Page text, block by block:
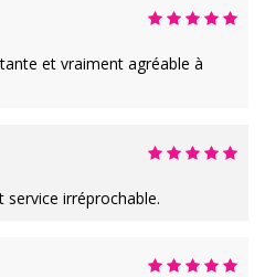
et vraiment agréable à
service irréprochable.